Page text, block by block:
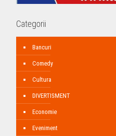
Categorii
Bancuri
Comedy
Cultura
DIVERTISMENT
Economie
Eveniment